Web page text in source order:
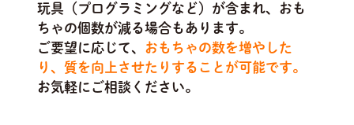
玩具（プログラミングなど）が含まれ、おも
ちゃの個数が減る場合もあります。
ご要望に応じて、 おもちゃの数を増やした
り、質を向上させたりすることが可能です。
お気軽にご相談ください。